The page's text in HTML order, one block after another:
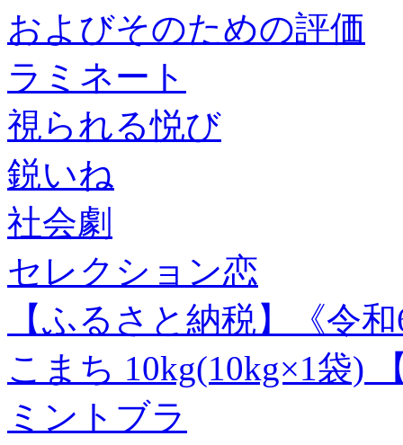
およびそのための評価
ラミネート
視られる悦び
鋭いね
社会劇
セレクション恋
【ふるさと納税】《令
こまち 10kg(10kg×1袋)
ミントブラ